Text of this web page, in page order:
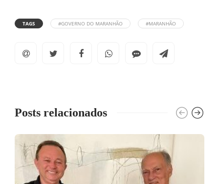
TAGS #GOVERNO DO MARANHÃO #MARANHÃO
Posts relacionados